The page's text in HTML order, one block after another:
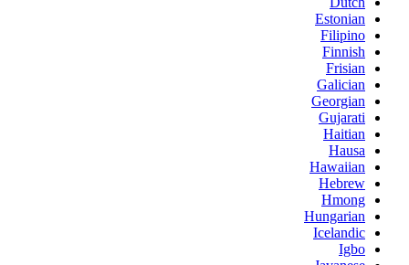
Estonian
Filipino
Finnish
Frisian
Galician
Georgian
Gujarati
Haitian
Hausa
Hawaiian
Hebrew
Hmong
Hungarian
Icelandic
Igbo